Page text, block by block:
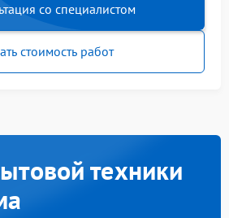
со специалистом
стоимость работ
техники